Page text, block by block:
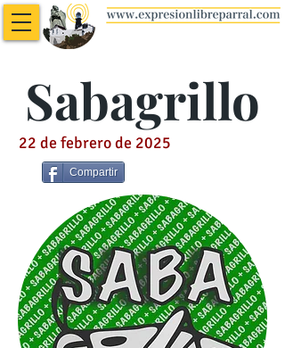
Sabagrillo
22 de febrero de 2025
Compartir